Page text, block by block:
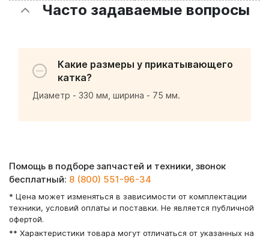
Часто задаваемые вопросы
Какие размеры у прикатывающего
катка?
Диаметр - 330 мм, ширина - 75 мм.
Помощь в подборе запчастей и техники, звонок
бесплатный: 8 (800) 551-96-34
* Цена может изменяться в зависимости от комплектации
техники, условий оплаты и поставки. Не является публичной
офертой.
** Характеристики товара могут отличаться от указанных на